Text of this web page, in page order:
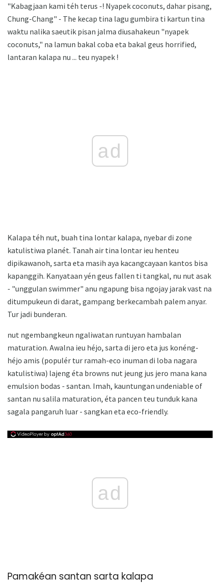
"Kabagjaan kami téh terus -! Nyapek coconuts, dahar pisang,
Chung-Chang" - The kecap tina lagu gumbira ti kartun tina
waktu nalika saeutik pisan jalma diusahakeun "nyapek
coconuts," na lamun bakal coba eta bakal geus horrified,
lantaran kalapa nu ... teu nyapek !
ad
Kalapa téh nut, buah tina lontar kalapa, nyebar di zone
katulistiwa planét. Tanah air tina lontar ieu henteu
dipikawanoh, sarta eta masih aya kacangcayaan kantos bisa
kapanggih. Kanyataan yén geus fallen ti tangkal, nu nut asak
- "unggulan swimmer" anu ngapung bisa ngojay jarak vast na
ditumpukeun di darat, gampang berkecambah palem anyar.
Tur jadi bunderan.
nut ngembangkeun ngaliwatan runtuyan hambalan
maturation. Awalna ieu héjo, sarta di jero eta jus konéng-
héjo amis (populér tur ramah-eco inuman di loba nagara
katulistiwa) lajeng éta browns nut jeung jus jero mana kana
emulsion bodas - santan. Imah, kauntungan undeniable of
santan nu salila maturation, éta pancen teu tunduk kana
sagala pangaruh luar - sangkan eta eco-friendly.
ad
Pamakéan santan sarta kalapa